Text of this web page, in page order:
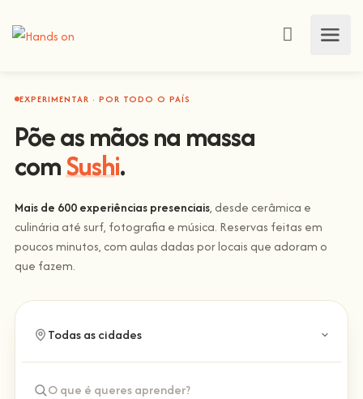
EXPERIMENTAR · POR TODO O PAÍS
Põe as mãos na massa
comSushi.
Mais de 600 experiências presenciais, desde cerâmica e
culinária até surf, fotografia e música. Reservas feitas em
poucos minutos, com aulas dadas por locais que adoram o
que fazem.